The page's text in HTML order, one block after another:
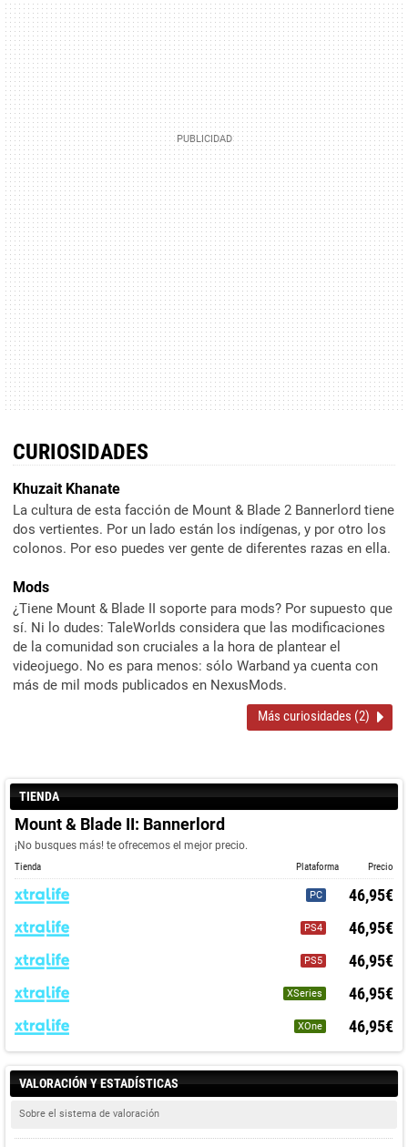
CURIOSIDADES
Khuzait Khanate
La cultura de esta facción de Mount & Blade 2 Bannerlord tiene
dos vertientes. Por un lado están los indígenas, y por otro los
colonos. Por eso puedes ver gente de diferentes razas en ella.
Mods
¿Tiene Mount & Blade II soporte para mods? Por supuesto que
sí. Ni lo dudes: TaleWorlds considera que las modificaciones
de la comunidad son cruciales a la hora de plantear el
videojuego. No es para menos: sólo Warband ya cuenta con
más de mil mods publicados en NexusMods.
Más curiosidades (2)
TIENDA
Mount & Blade II: Bannerlord
¡No busques más! te ofrecemos el mejor precio.
Tienda Plataforma Precio
PC 46,95€
PS4 46,95€
PS5 46,95€
XSeries 46,95€
XOne 46,95€
VALORACIÓN Y ESTADÍSTICAS
Sobre el sistema de valoración